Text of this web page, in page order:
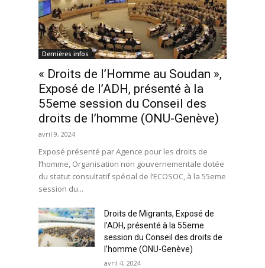
Dernières infos
« Droits de l’Homme au Soudan »,
Exposé de l’ADH, présenté à la
55eme session du Conseil des
droits de l’homme (ONU-Genève)
avril 9, 2024
Exposé présenté par Agence pour les droits de
l’homme, Organisation non gouvernementale dotée
du statut consultatif spécial de l’ECOSOC, à la 55eme
session du...
Droits de Migrants, Exposé de
l’ADH, présenté à la 55eme
session du Conseil des droits de
l’homme (ONU-Genève)
avril 4, 2024